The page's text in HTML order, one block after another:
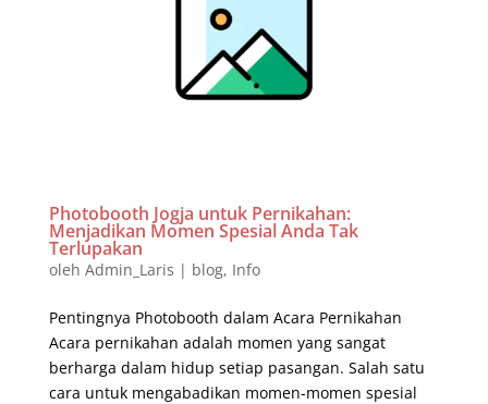
Photobooth Jogja untuk Pernikahan:
Menjadikan Momen Spesial Anda Tak
Terlupakan
oleh Admin_Laris | blog, Info
Pentingnya Photobooth dalam Acara Pernikahan
Acara pernikahan adalah momen yang sangat
berharga dalam hidup setiap pasangan. Salah satu
cara untuk mengabadikan momen-momen spesial